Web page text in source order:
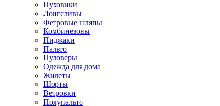
Пуховики
Лонгсливы
Фетровые шляпы
Комбинезоны
Пиджаки
Пальто
Пуловеры
Одежда для дома
Жилеты
Шорты
Ветровки
Полупальто